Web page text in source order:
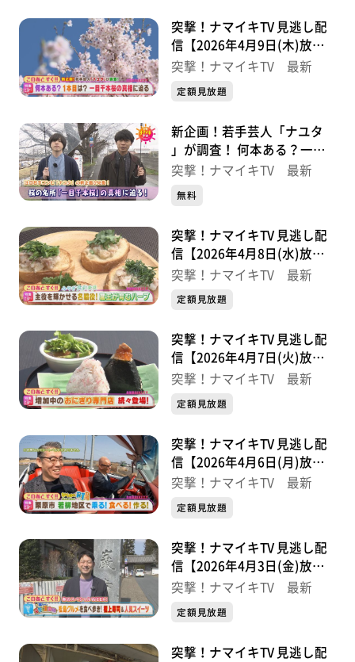
突撃！ナマイキTV 見逃し配
信【2026年4月9日(木)放送
分】
突撃！ナマイキTV 最新
定額見放題
新企画！若手芸人「ナユタ
」が調査！ 何本ある？一目
千本桜の真相に迫る【突撃！
突撃！ナマイキTV 最新
無料
突撃！ナマイキTV 見逃し配
信【2026年4月8日(水)放送
分】
突撃！ナマイキTV 最新
定額見放題
突撃！ナマイキTV 見逃し配
信【2026年4月7日(火)放送
分】
突撃！ナマイキTV 最新
定額見放題
突撃！ナマイキTV 見逃し配
信【2026年4月6日(月)放送
分】
突撃！ナマイキTV 最新
定額見放題
突撃！ナマイキTV 見逃し配
信【2026年4月3日(金)放送
分】
突撃！ナマイキTV 最新
定額見放題
突撃！ナマイキTV 見逃し配